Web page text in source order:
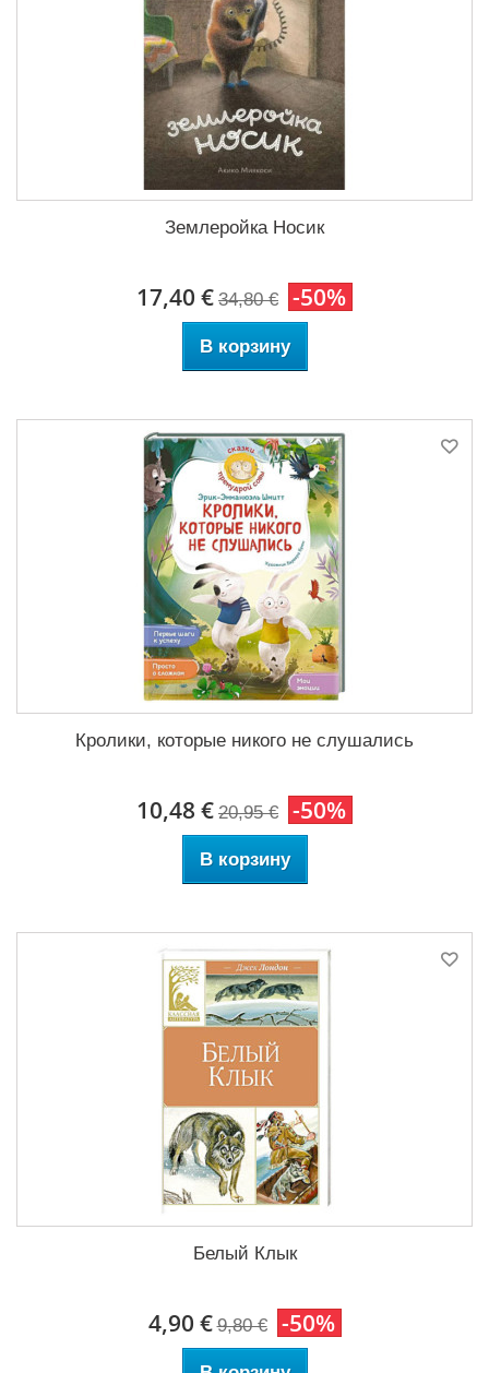
Землеройка Носик
17,40 € 34,80 € -50%
В корзину
Кролики, которые никого не слушались
10,48 € 20,95 € -50%
В корзину
Белый Клык
4,90 € 9,80 € -50%